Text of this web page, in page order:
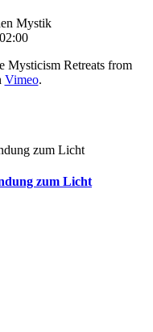
Mystik
Mysticism Retreats from
Vimeo.
zum Licht